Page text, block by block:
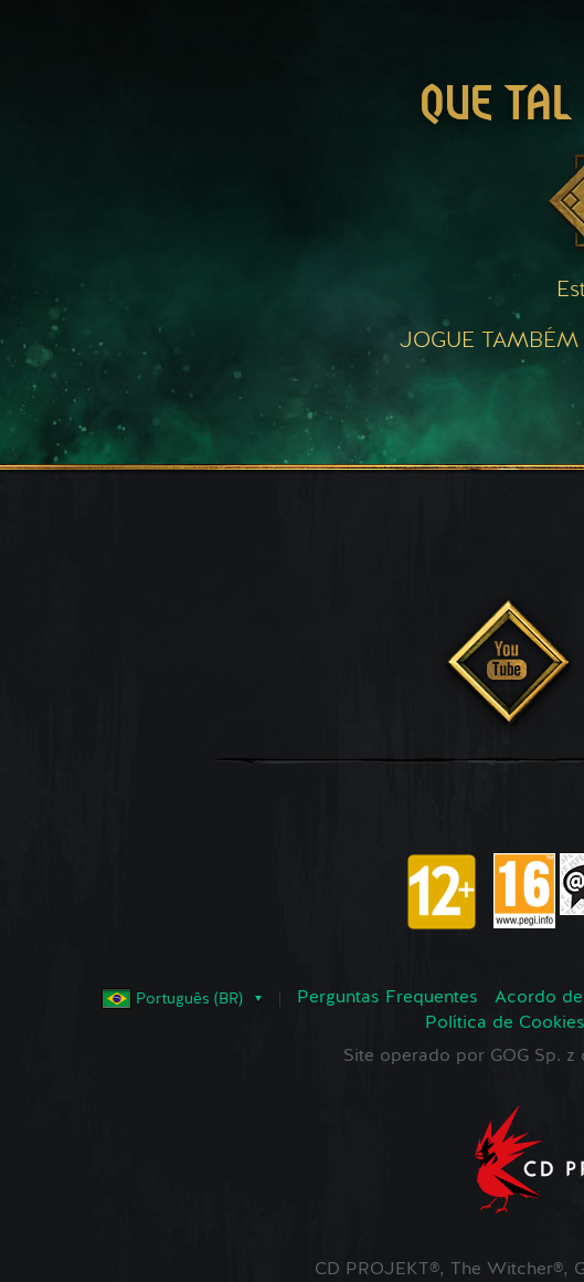
QUE
JOGUE TAMBÉM
Português (BR) Perguntas Frequentes Acordo
Política de Cookies
Site operado por GOG Sp. z
CD PROJEKT®, The Witcher®,